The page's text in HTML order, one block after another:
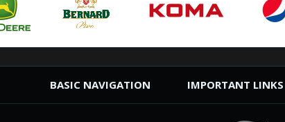
BASIC NAVIGATION IMPORTANT LINKS